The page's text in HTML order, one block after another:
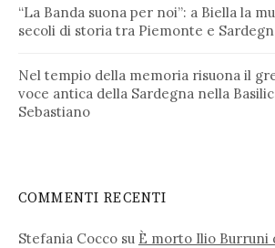
“La Banda suona per noi”: a Biella la
secoli di storia tra Piemonte e
Nel tempio della memoria risuona il
voce antica della Sardegna nella
Sebastiano
COMMENTI RECENTI
Stefania Cocco su È morto Ilio Burruni